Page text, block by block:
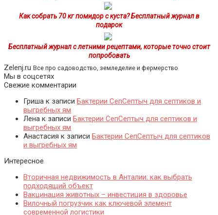
Как собрать 70 кг помидор с куста? Бесплатный журнал в
подарок
Бесплатный журнал с летними рецептами, которые точно стоит
попробовать
Zelenj.ru Все про садоводство, земледелие и фермерство
Мы в соцсетях
Свежие комментарии
Гриша к записи Бактерии СепСептыч для септиков и
выгребных ям
Лена к записи Бактерии СепСептыч для септиков и
выгребных ям
Анастасия к записи Бактерии СепСептыч для септиков
и выгребных ям
Интересное
Вторичная недвижимость в Анталии: как выбрать
подходящий объект
Вакцинация животных – инвестиция в здоровье
Вилочный погрузчик как ключевой элемент
современной логистики